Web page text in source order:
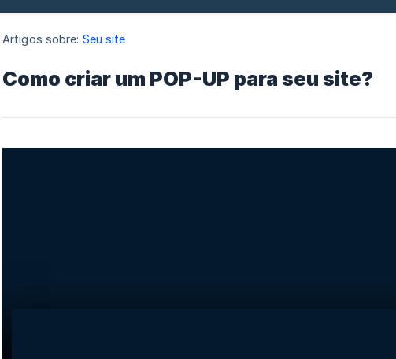
Artigos sobre: Seu site
Como criar um POP-UP para seu site?